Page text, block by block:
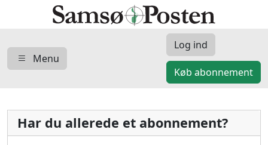
Menu
Log ind
Køb abonnement
Har du allerede et abonnement?